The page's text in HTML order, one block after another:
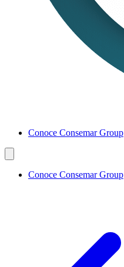
Conoce Consemar Group
Conoce Consemar Group